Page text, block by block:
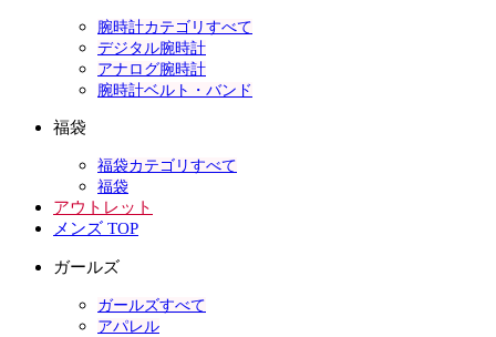
腕時計カテゴリすべて
デジタル腕時計
アナログ腕時計
腕時計ベルト・バンド
福袋
福袋カテゴリすべて
福袋
アウトレット
メンズ TOP
ガールズ
ガールズすべて
アパレル